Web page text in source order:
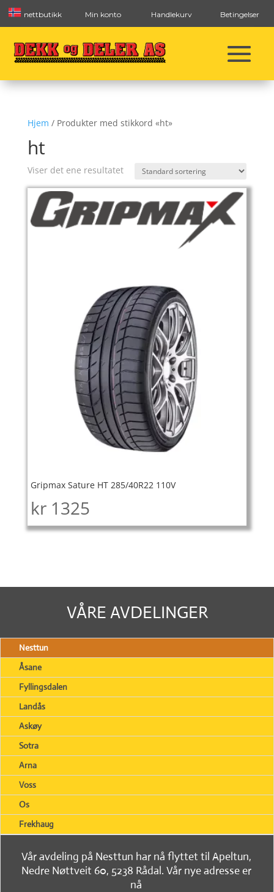
nettbutikk Min konto Handlekurv Betingelser
Hjem / Produkter med stikkord «ht»
ht
Viser det ene resultatet
Gripmax Sature HT 285/40R22 110V
kr 1325
VÅRE AVDELINGER
Nesttun
Åsane
Fyllingsdalen
Landås
Askøy
Sotra
Arna
Voss
Os
Frekhaug
Vår avdeling på Nesttun har nå flyttet til Apeltun,
Nedre Nøttveit 60, 5238 Rådal. Vår nye adresse er
nå